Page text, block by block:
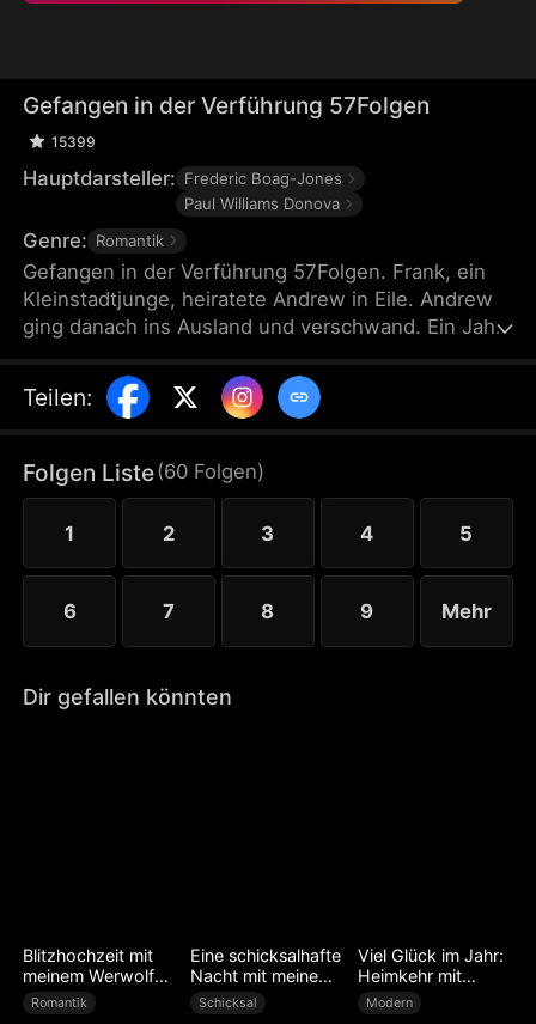
Gefangen in der Verführung 57Folgen
15399
Hauptdarsteller: Frederic Boag-Jones
Paul Williams Donova
Genre: Romantik
Gefangen in der Verführung 57Folgen. Frank, ein
Kleinstadtjunge, heiratete Andrew in Eile. Andrew
ging danach ins Ausland und verschwand. Ein Jahr
Andrew war. Der ehemalige Playboy Andrew lernte
Verantwortung, Frank gewann das Vertrauen
Ehemann und Chef identisch waren.
Teilen:
Folgen Liste(60 Folgen)
1 2 3 4 5
6 7 8 9 Mehr
Dir gefallen könnten
Blitzhochzeit mit
meinem Werwolf
Ehemann
Romantik
Eine schicksalhafte
Nacht mit meinem
Chef
Schicksal
Viel Glück im Jahr:
Heimkehr mit
Erfolg
Modern